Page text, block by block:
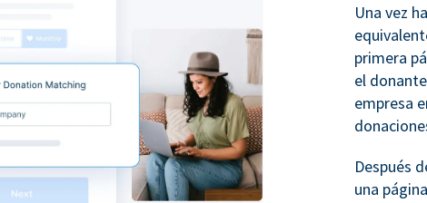
Una vez
primera
el
empresa
Después
una